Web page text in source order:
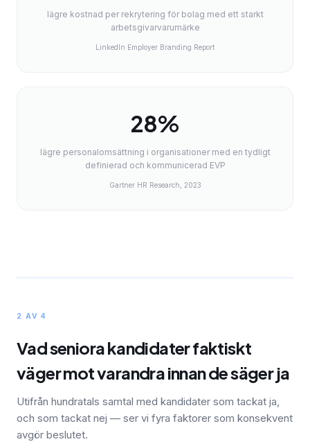
lägre kostnad per rekrytering för bolag med ett starkt
arbetsgivarvarumärke
LinkedIn Employer Branding Report
28%
lägre personalomsättning i organisationer med en tydligt
definierad och kommunicerad EVP
Gartner HR Research, 2023
2 AV 4
Vad seniora kandidater faktiskt
väger mot varandra innan de säger ja
Utifrån hundratals samtal med kandidater som tackat ja,
och som tackat nej — ser vi fyra faktorer som konsekvent
avgör beslutet.